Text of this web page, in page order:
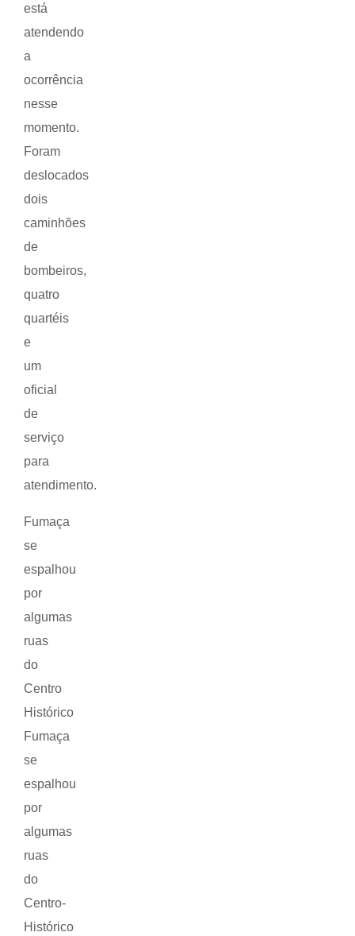
está
atendendo
a
ocorrência
nesse
momento.
Foram
deslocados
dois
caminhões
de
bombeiros,
quatro
quartéis
e
um
oficial
de
serviço
para
atendimento.
Fumaça
se
espalhou
por
algumas
ruas
do
Centro
Histórico
Fumaça
se
espalhou
por
algumas
ruas
do
Centro-
Histórico